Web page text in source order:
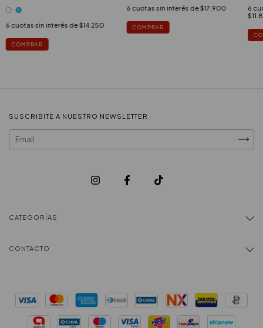
6 cuotas sin interés de$14.250
COMPRAR
6 cuotas sin interés de$17.900
COMPRAR
6
SUSCRIBITE A NUESTRO NEWSLETTER
CATEGORÍAS
CONTACTO